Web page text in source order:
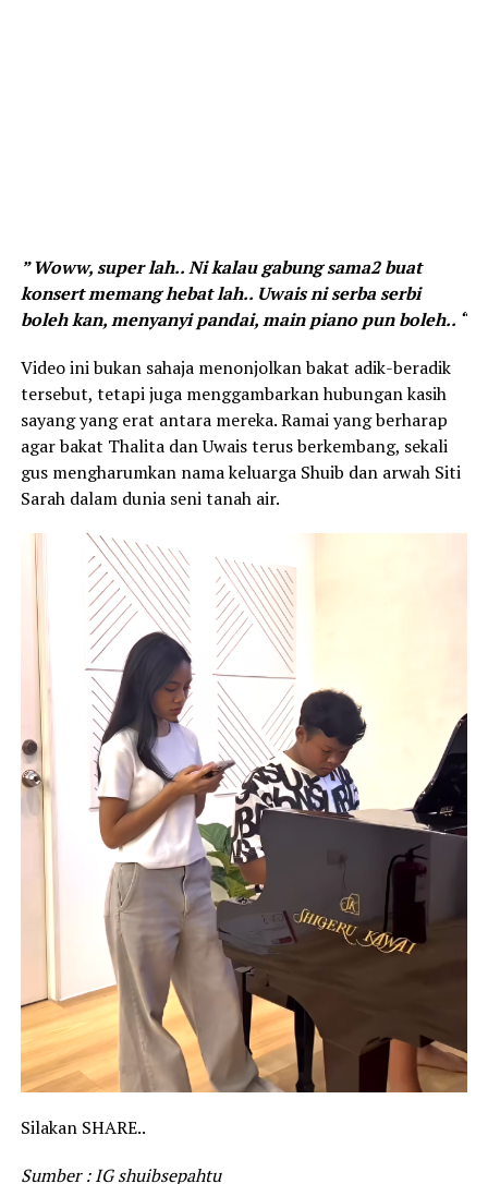
” Woww, super lah.. Ni kalau gabung sama2 buat
konsert memang hebat lah.. Uwais ni serba serbi
boleh kan, menyanyi pandai, main piano pun boleh.. “
Video ini bukan sahaja menonjolkan bakat adik-beradik
tersebut, tetapi juga menggambarkan hubungan kasih
sayang yang erat antara mereka. Ramai yang berharap
agar bakat Thalita dan Uwais terus berkembang, sekali
gus mengharumkan nama keluarga Shuib dan arwah Siti
Sarah dalam dunia seni tanah air.
Silakan SHARE..
Sumber : IG shuibsepahtu